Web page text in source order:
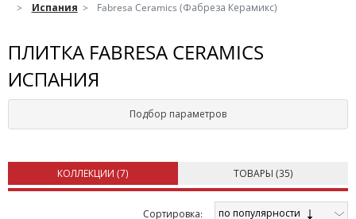
Испания
Fabresa Ceramics (Фабреза Керамикс)
ПЛИТКА FABRESA CERAMICS
ИСПАНИЯ
Подбор параметров
КОЛЛЕКЦИИ (7) ТОВАРЫ (35)
Cортировка: по популярности